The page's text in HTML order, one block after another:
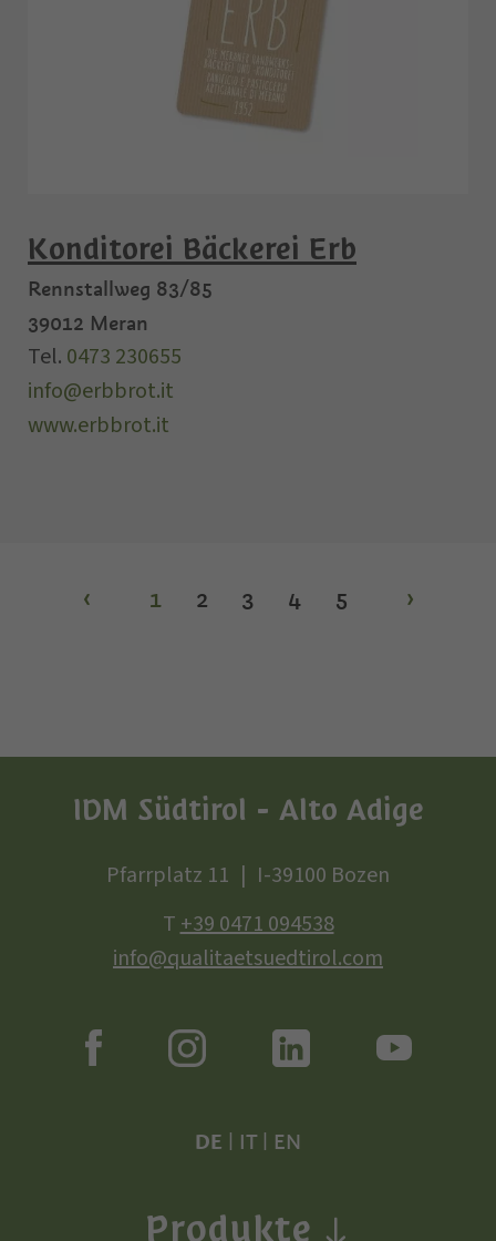
Konditorei Bäckerei Erb
Rennstallweg 83/85
39012 Meran
Tel. 0473 230655
info@erbbrot.it
www.erbbrot.it
‹ 1 2 3 4 5 ›
IDM Südtirol - Alto Adige
Pfarrplatz 11
I-39100 Bozen
T+39 0471 094538
info@qualitaetsuedtirol.com
DE IT| EN
Produkte